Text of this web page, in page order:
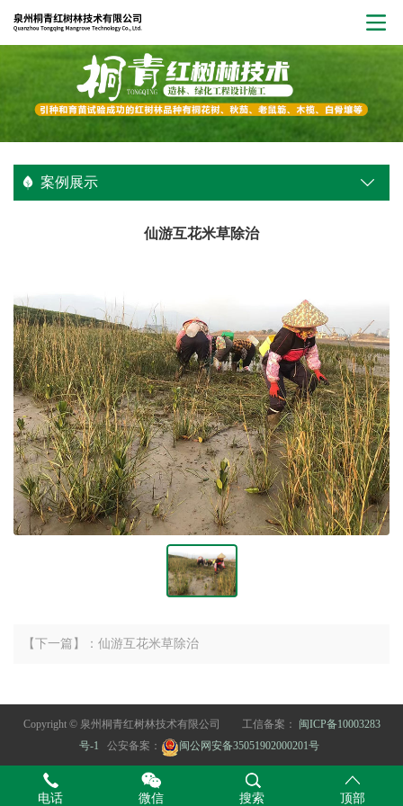
案例展示
仙游互花米草除治
【下一篇】：仙游互花米草除治
Copyright © 泉州桐青红树林技术有限公司 工信备案：
闽ICP备10003283
号-1 公安备案： 闽公网安备35051902000201号
电话 微信 搜索 顶部